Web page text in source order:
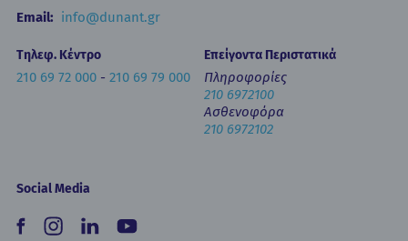
Email: info@dunant.gr
Τηλεφ. Κέντρο
210 69 72 000- 210 69 79 000
Επείγοντα Περιστατικά
Πληροφορίες
210 6972100
Ασθενοφόρα
210 6972102
Social Media